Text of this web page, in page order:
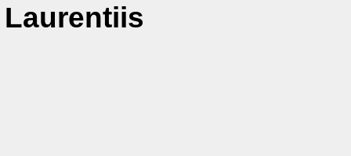
Laurentiis